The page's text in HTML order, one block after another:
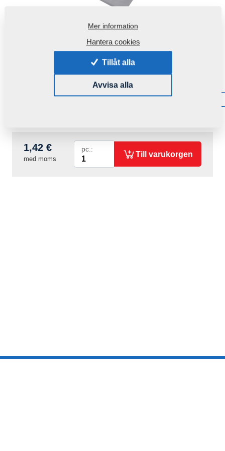
Produktkod: r10020
Tillgänglighet: Få information om tillgänglighet
1,42 €
med moms
pc.: Till varukorgen
Mer information
Hantera cookies
Tillåt alla
Avvisa alla